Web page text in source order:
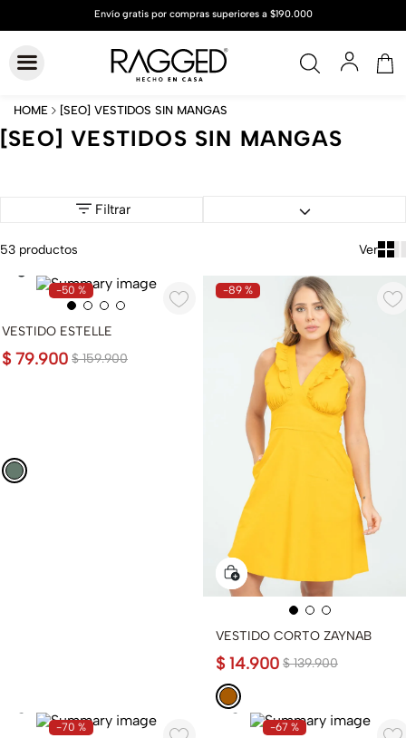
[SEO] VESTIDOS SIN MANGAS
[SEO] VESTIDOS SIN MANGAS
Filtrar
53 productos
-50 %
VESTIDO ESTELLE
$ 159.900
$ 79.900
-89 %
VESTIDO CORTO ZAYNAB
$ 139.900
$ 14.900
-70 % -67 %